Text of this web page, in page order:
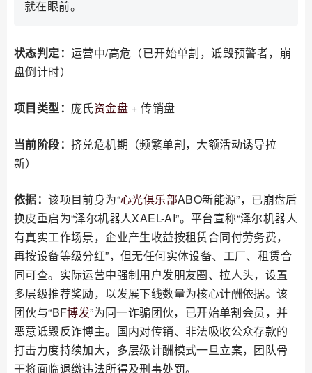
就在眼前。
状态判定： 运营中/高危（已开始单割，诋毁预警者，崩
盘倒计时）
项目类型： 庞氏资金盘 + 传销盘
当前阶段： 挤兑危机期（频繁单割，大额活动诱导拉
新）
依据：该项目前身为“心光俱乐部ABO新能源”，已崩盘后
换皮重启为“泽尔机器人XAEL-AI”。平台宣称“泽尔机器人
有真实工作场景，企业产生收益按租赁合同付劳务费，
再按设备等级分红”，但无任何实体设备、工厂、租赁合
同可查。实际运营中强制用户发朋友圈、拉人头，设置
多层级推荐奖励，以发展下线数量为核心计酬依据。该
团伙与“BF博发”为同一诈骗团伙，已开始单割会员，并
恶意诋毁反诈博主。国内对传销、非法吸收公众存款的
打击力度持续加大，多层级计酬模式一旦立案，团队骨
干将面临退缴违法所得及刑事处罚。